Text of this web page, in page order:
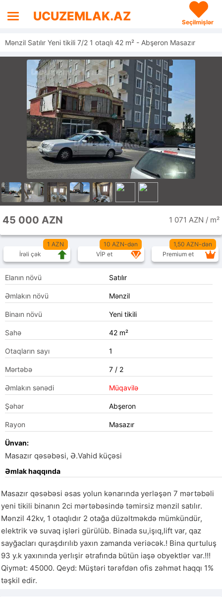
UCUZEMLAK.AZ Seçilmişlər
Mənzil Satılır Yeni tikili 7/2 1 otaqlı 42 m² - Abşeron Masazır
45 000 AZN 1 071 AZN / m²
1 AZN
İrəli çək
10 AZN-dən
VİP et
1,50 AZN-dən
Premium et
Elanın növü Satılır
Əmlakın növü Mənzil
Binaın növü Yeni tikili
Sahə 42 m²
Otaqların sayı 1
Mərtəbə 7 / 2
Əmlakın sənədi Müqavilə
Şəhər Abşeron
Rayon Masazır
Ünvan:
Masazır qəsəbəsi, Ə.Vahid küçəsi
Əmlak haqqında
Masazır qəsəbəsi əsas yolun kənarında yerləşən 7 mərtəbəli
yeni tikili binanın 2ci mərtəbəsində təmirsiz mənzil satılır.
Mənzil 42kv, 1 otaqlıdır 2 otağa düzəltməkdə mümkündür,
elektrik və suvaq işləri gürülüb. Binada su,işıq,lift var, qaz
sayğacları quraşdırılıb yaxın zamanda veriəcək.! Bina qurtuluş
93 y.k yaxınında yerlışir ətrafında bütün iaşə obyektlər var.!!!
Qiymət: 45000. Qeyd: Müştəri tərəfdən ofis zəhmət haqqı 1%
təşkil edir.